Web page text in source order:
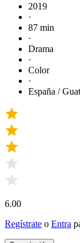
2019
·
87 min
·
Drama
·
Color
·
España /
6.00
Regístrate o Entra